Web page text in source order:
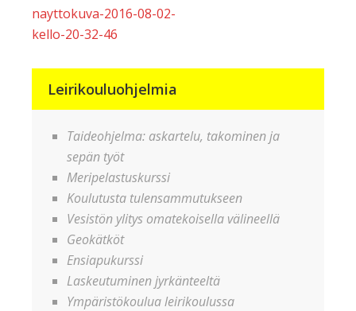
Artikkelien
selaus
nayttokuva-2016-08-02-
kello-20-32-46
Leirikouluohjelmia
Taideohjelma: askartelu, takominen ja
sepän työt
Meripelastuskurssi
Koulutusta tulensammutukseen
Vesistön ylitys omatekoisella välineellä
Geokätköt
Ensiapukurssi
Laskeutuminen jyrkänteeltä
Ympäristökoulua leirikoulussa